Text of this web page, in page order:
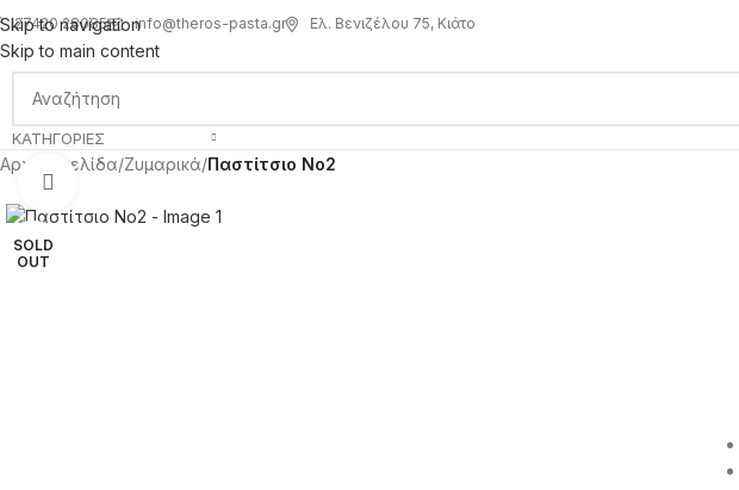
Skip to navigation
Skip to main content
27420 28085 info@theros-pasta.gr Ελ. Βενιζέλου 75, Κιάτο
ΚΑΤΗΓΟΡΊΕΣ
Αρχική σελίδα/Ζυμαρικά/Παστίτσιο Νο2
SOLD
OUT